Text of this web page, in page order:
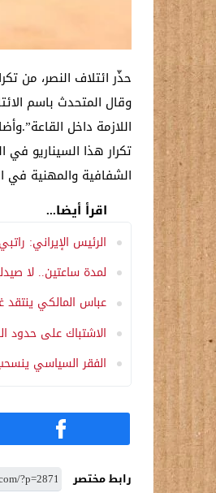
حذّر ائتلاف النصر، من
وقال المتحدث باسم
اللازمة داخل
تكرار هذا السيناريو
الشفافية والمهنية في
اقرأ أيضا...
الرئيس الإيراني:
لمدة ساعتين.. لا
عباس المالكي ينتقد
الاشتباك على حدود
الفقر السياسي
رابط مختصر